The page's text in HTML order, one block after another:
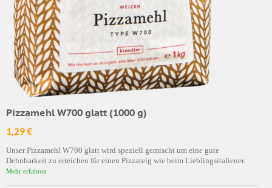
Pizzamehl W700 glatt (1000 g)
1,29 €
Unser Pizzamehl W700 glatt wird speziell gemischt um eine gute
Dehnbarkeit zu erreichen für einen Pizzateig wie beim Lieblingsitaliener.
Mehr erfahren